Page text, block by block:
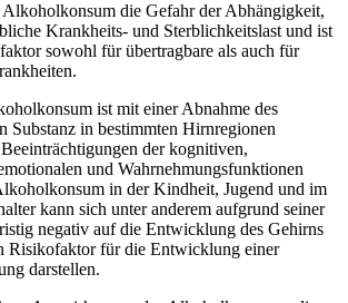
die Gefahr der Abhängigkeit,
Krankheits- und Sterblichkeitslast und ist
sowohl für übertragbare als auch für
ist mit einer Abnahme des
Substanz in bestimmten Hirnregionen
der kognitiven,
und Wahrnehmungsfunktionen
in der Kindheit, Jugend und im
kann sich unter anderem aufgrund seiner
negativ auf die Entwicklung des Gehirns
Risikofaktor für die Entwicklung einer
darstellen.